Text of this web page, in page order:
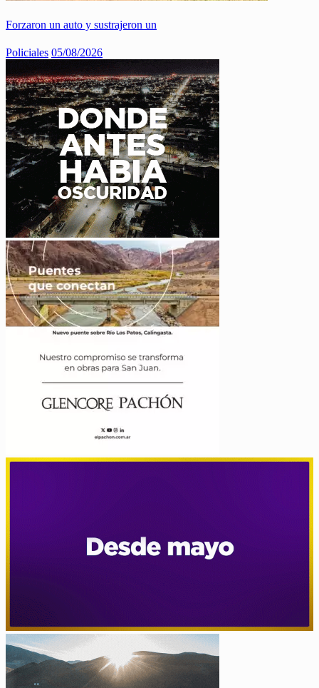
Forzaron un auto y sustrajeron un
Policiales 05/08/2026